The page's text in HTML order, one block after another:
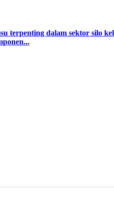
terpenting dalam sektor silo